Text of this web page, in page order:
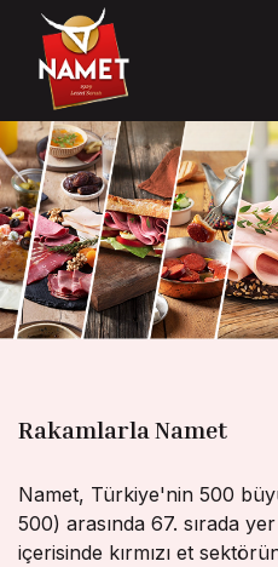
Rakamlarla Namet
Namet, Türkiye'nin 500
500) arasında 67. sırada
içerisinde kırmızı et